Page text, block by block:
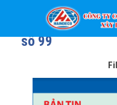
Bản tin lao
số 99